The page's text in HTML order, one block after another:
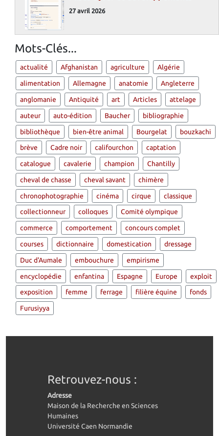
27 avril 2026
Mots-Clés...
actualité Afghanistan agriculture Algérie
alimentation Allemagne anatomie Angleterre
anglomanie Antiquité art Articles attelage
auteur auto-édition Baucher bibliographie
bibliothèque bien-être animal Bourgelat bouzkachi
brève Cadre noir califourchon captation
catalogue cavalerie champion Chantilly
cheval de chasse cheval savant chimère
chronophotographie cinéma cirque classique
collectionneur colloques Comité olympique
commerce comportement concours complet
courses dictionnaire domestication dressage
Duc d'Aumale embouchure empirisme
encyclopédie enfantina Espagne Europe exploit
exposition femme ferrage filière équine fonds
Furusiyya
Retrouvez-nous :
Adresse
Maison de la Recherche en Sciences
Humaines
Université Caen Normandie